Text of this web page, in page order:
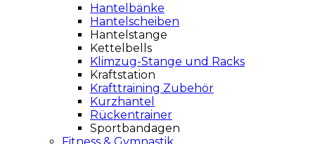
Hantelbänke
Hantelscheiben
Hantelstange
Kettelbells
Klimzug-Stange und Racks
Kraftstation
Krafttraining Zubehör
Kurzhantel
Rückentrainer
Sportbandagen